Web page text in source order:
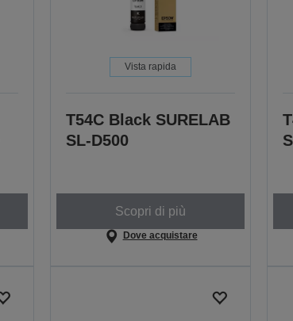
Vista rapida
T54C Black SURELAB
SL-D500
Scopri di più
Dove acquistare